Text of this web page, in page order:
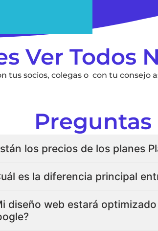
Ver Todos
tus socios, colegas o con tu consejo
Preguntas
los precios de los planes
es la diferencia principal
diseño web estará